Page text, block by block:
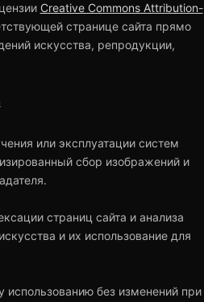
Creative Commons Attribution-
странице сайта прямо
искусства, репродукции,
или эксплуатации систем
сбор изображений и
страниц сайта и анализа
и их использование для
использованию без изменений при